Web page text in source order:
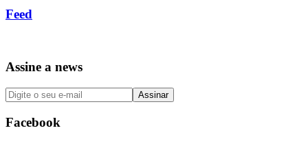
Feed
Assine a news
Facebook